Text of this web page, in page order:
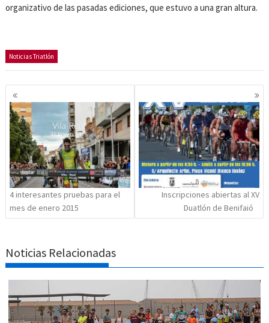
organizativo de las pasadas ediciones, que estuvo a una gran altura.
Noticias Triatlón
Navegación
de
entradas
4 interesantes pruebas para el
mes de enero 2015
Inscripciones abiertas al XV
Duatlón de Benifaió
Noticias Relacionadas